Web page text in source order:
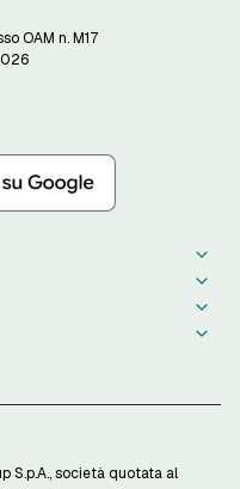
OAM n. M17
S.p.A., società quotata al